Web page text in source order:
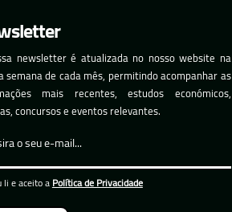
newsletter é atualizada no nosso website na
semana de cada mês, permitindo acompanhar as
mais recentes, estudos económicos,
concursos e eventos relevantes.
li e aceito aPolítica de Privacidade